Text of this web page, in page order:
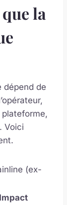
la
dépend de
Voici
(ex-
Impact